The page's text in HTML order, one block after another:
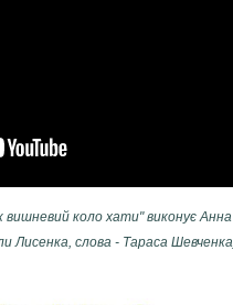
вишневий коло хати" виконує
Лисенка, слова - Тараса